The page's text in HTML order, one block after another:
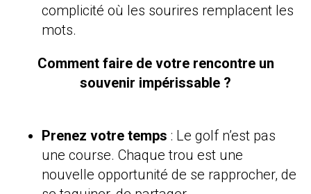
complicité où les sourires remplacent les
mots.
Comment faire de votre rencontre un
souvenir impérissable ?
Prenez votre temps : Le golf n’est pas
une course. Chaque trou est une
nouvelle opportunité de se rapprocher, de